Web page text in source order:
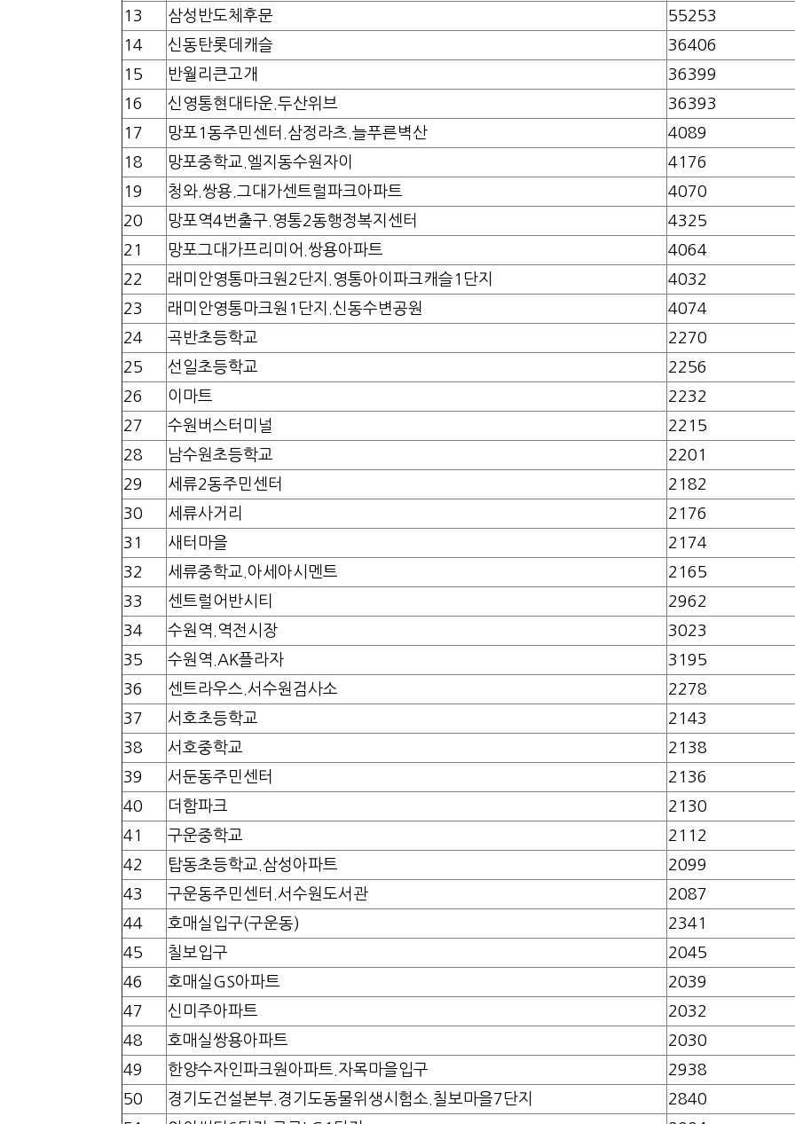
13
삼성반도체후문
55253
14
신동탄롯데캐슬
36406
15
반월리큰고개
36399
16
신영통현대타운.두산위브
36393
17
망포1동주민센터.삼정라츠.늘푸른벽산
4089
18
망포중학교.엘지동수원자이
4176
19
청와.쌍용.그대가센트럴파크아파트
4070
20
망포역4번출구.영통2동행정복지센터
4325
21
망포그대가프리미어.쌍용아파트
4064
22
래미안영통마크원2단지.영통아이파크캐슬1단지
4032
23
래미안영통마크원1단지.신동수변공원
4074
24
곡반초등학교
2270
25
선일초등학교
2256
26
이마트
2232
27
수원버스터미널
2215
28
남수원초등학교
2201
29
세류2동주민센터
2182
30
세류사거리
2176
31
새터마을
2174
32
세류중학교.아세아시멘트
2165
33
센트럴어반시티
2962
34
수원역.역전시장
3023
35
수원역.AK플라자
3195
36
센트라우스.서수원검사소
2278
37
서호초등학교
2143
38
서호중학교
2138
39
서둔동주민센터
2136
40
더함파크
2130
41
구운중학교
2112
42
탑동초등학교.삼성아파트
2099
43
구운동주민센터.서수원도서관
2087
44
호매실입구(구운동)
2341
45
칠보입구
2045
46
호매실GS아파트
2039
47
신미주아파트
2032
48
호매실쌍용아파트
2030
49
한양수자인파크원아파트.자목마을입구
2938
50
경기도건설본부.경기도동물위생시험소.칠보마을7단지
2840